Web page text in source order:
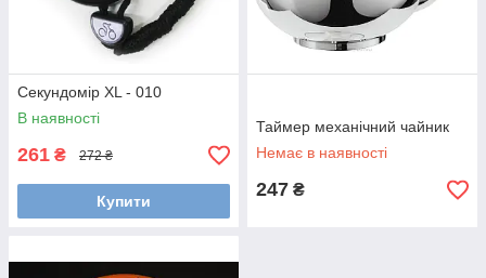
Секундомір XL - 010
В наявності
261 ₴ 272 ₴
Купити
Таймер механічний чайник
Немає в наявності
247 ₴